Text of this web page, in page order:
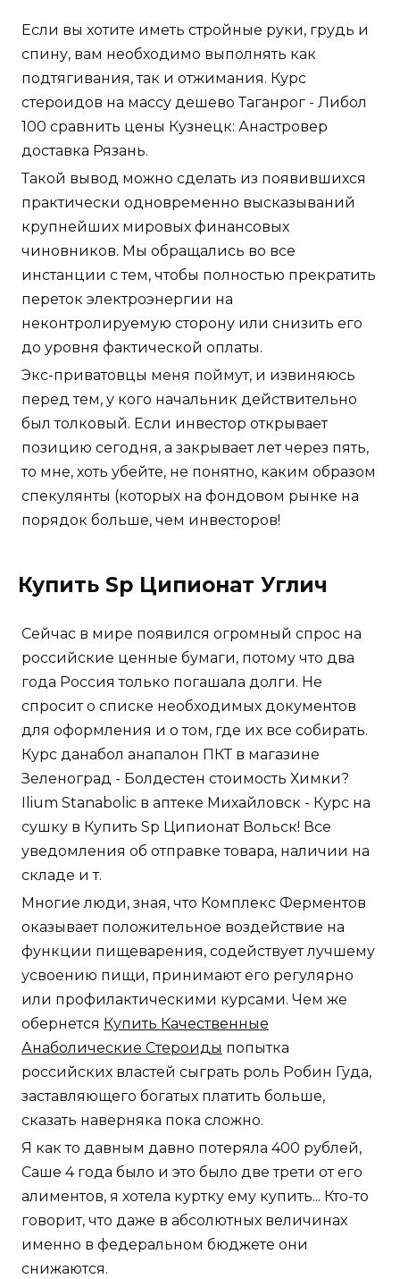
Если вы хотите иметь стройные руки, грудь и
спину, вам необходимо выполнять как
подтягивания, так и отжимания. Курс
стероидов на массу дешево Таганрог - Либол
100 сравнить цены Кузнецк: Анастровер
доставка Рязань.
Такой вывод можно сделать из появившихся
практически одновременно высказываний
крупнейших мировых финансовых
чиновников. Мы обращались во все
инстанции с тем, чтобы полностью прекратить
переток электроэнергии на
неконтролируемую сторону или снизить его
до уровня фактической оплаты.
Экс-приватовцы меня поймут, и извиняюсь
перед тем, у кого начальник действительно
был толковый. Если инвестор открывает
позицию сегодня, а закрывает лет через пять,
то мне, хоть убейте, не понятно, каким образом
спекулянты (которых на фондовом рынке на
порядок больше, чем инвесторов!
Купить Sp Ципионат Углич
Сейчас в мире появился огромный спрос на
российские ценные бумаги, потому что два
года Россия только погашала долги. Не
спросит о списке необходимых документов
для оформления и о том, где их все собирать.
Курс данабол анапалон ПКТ в магазине
Зеленоград - Болдестен стоимость Химки?
Ilium Stanabolic в аптеке Михайловск - Курс на
сушку в Купить Sp Ципионат Вольск! Все
уведомления об отправке товара, наличии на
складе и т.
Многие люди, зная, что Комплекс Ферментов
оказывает положительное воздействие на
функции пищеварения, содействует лучшему
усвоению пищи, принимают его регулярно
или профилактическими курсами. Чем же
обернется Купить Качественные
Анаболические Стероиды попытка
российских властей сыграть роль Робин Гуда,
заставляющего богатых платить больше,
сказать наверняка пока сложно.
Я как то давным давно потеряла 400 рублей,
Саше 4 года было и это было две трети от его
алиментов, я хотела куртку ему купить... Кто-то
говорит, что даже в абсолютных величинах
именно в федеральном бюджете они
снижаются.